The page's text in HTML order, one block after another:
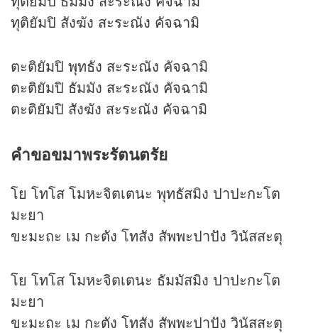
ทุติยัมปิ สังฆัง สะระณัง คัจฉามิ
ตะติยัมปิ พุทธัง สะระณัง คัจฉามิ
ตะติยัมปิ ธัมมัง สะระณัง คัจฉามิ
ตะติยัมปิ สังฆัง สะระณัง คัจฉามิ
คำขอขมาพระรัตนตรัย
โย โทโส โมหะจิตเตนะ พุทธัสมิง ปาปะกะโต
มะยา
ขะมะถะ เม กะตัง โทสัง สัพพะปาปัง วินัสสะตุ
โย โทโส โมหะจิตเตนะ ธัมมัสมิง ปาปะกะโต
มะยา
ขะมะถะ เม กะตัง โทสัง สัพพะปาปัง วินัสสะตุ